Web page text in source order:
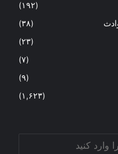
(۱۹۲)
(۳۸)
(۲۳)
(۷)
(۹)
(۱,۶۲۳)